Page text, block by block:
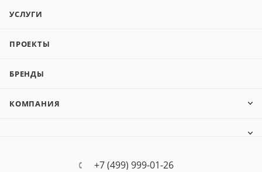
УСЛУГИ
ПРОЕКТЫ
БРЕНДЫ
КОМПАНИЯ
+7 (499) 999-01-26